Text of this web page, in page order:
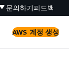
문의하기피드백
AWS 계정 생성